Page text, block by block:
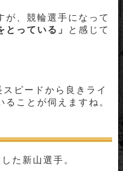
が、競輪選手になって
とっている」
と感じて
ピードから良きライ
ことが伺えますね。
た新山選手。